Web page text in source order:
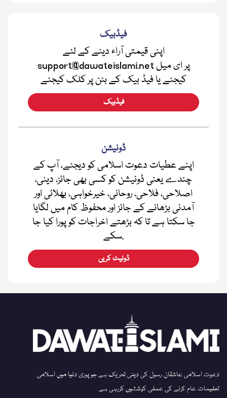
فیڈبیک
اپنی قیمتی آراء دینے کے لئے
support@dawateislami.net پر ای میل
کیجئے یا فیڈ بیک کے بٹن پر کلک کیجئے
فیڈبیک
ڈونیشن
اپنے عطیات دعوت اسلامی کو دیجئے، آپ کے
چندے یعنی ڈونیشن کو کسی بھی جائز، دینی،
اصلاحی، فلاحی، روحانی، خیرخواہی، بھلائی اور
آمدنی بڑھانے کے جائز اور محفوظ کام میں لگایا
جا سکتا ہے تا کہ بڑھتے اخراجات کو پورا کیا جا
سکے.
ڈونیٹ کریں
دعوت اسلامی عاشقان رسول کی دینی تحریک ہے جو پوری دنیا میں اسلامی
تعلیمات عام کرنے کی عملی کوششیں کررہی ہے